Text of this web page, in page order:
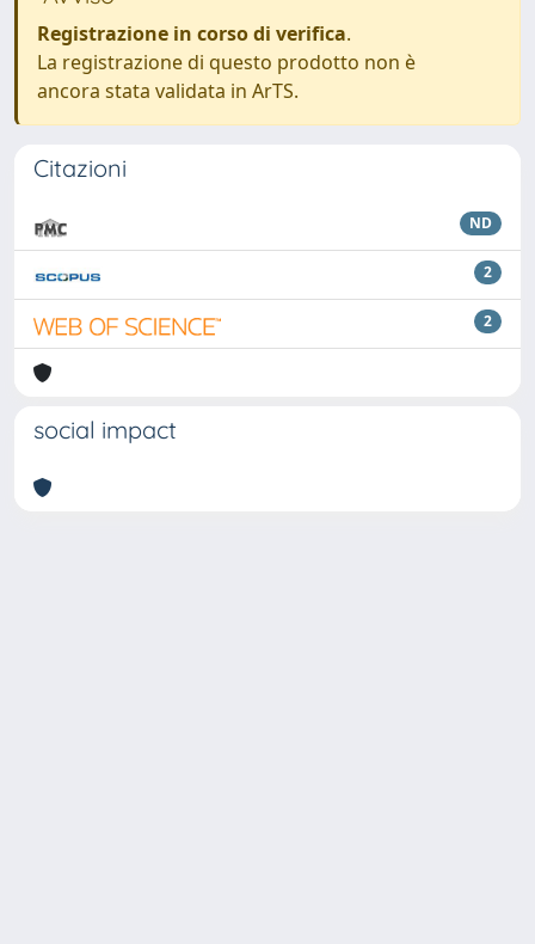
Registrazione in corso di verifica.
La registrazione di questo prodotto non è
ancora stata validata in ArTS.
Citazioni
ND
2
2
social impact